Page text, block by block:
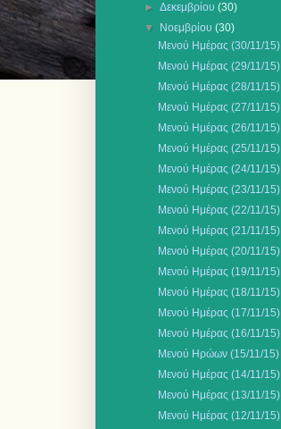
►Δεκεμβρίου(30)
▼
Νοεμβρίου(30)
Μενού Ημέρας (30/11/15)
Μενού Ημέρας (29/11/15)
Μενού Ημέρας (28/11/15)
Μενού Ημέρας (27/11/15)
Μενού Ημέρας (26/11/15)
Μενού Ημέρας (25/11/15)
Μενού Ημέρας (24/11/15)
Μενού Ημέρας (23/11/15)
Μενού Ημέρας (22/11/15)
Μενού Ημέρας (21/11/15)
Μενού Ημέρας (20/11/15)
Μενού Ημέρας (19/11/15)
Μενού Ημέρας (18/11/15)
Μενού Ημέρας (17/11/15)
Μενού Ημέρας (16/11/15)
Μενού Ηρώων (15/11/15)
Μενού Ημέρας (14/11/15)
Μενού Ημέρας (13/11/15)
Μενού Ημέρας (12/11/15)